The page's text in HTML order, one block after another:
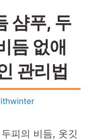
샴푸, 두
듬 없애
관리법
피의 비듬, 옷깃